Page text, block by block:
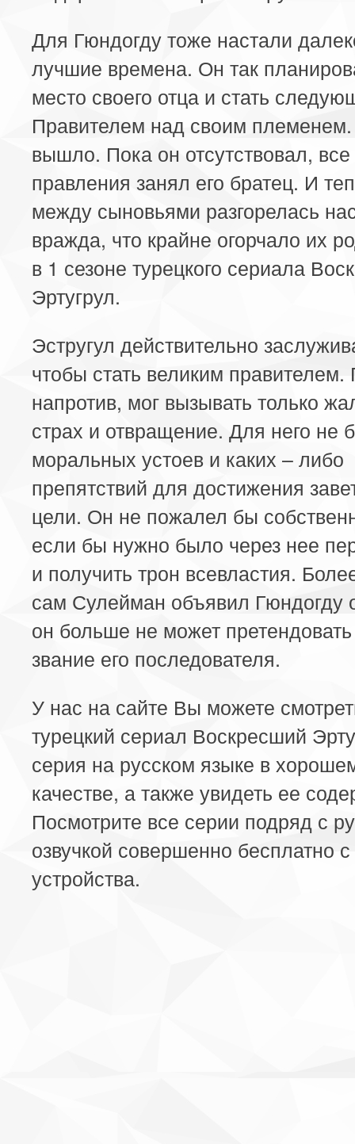
Для Гюндогду тоже настали
лучшие времена. Он так
место своего отца и стать
Правителем над своим
вышло. Пока он отсутствовал,
правления занял его братец. И
между сыновьями разгорелась
вражда, что крайне огорчало их
в 1 сезоне турецкого сериала
Эртугрул.
Эстругул действительно
чтобы стать великим правителем.
напротив, мог вызывать только
страх и отвращение. Для него не
моральных устоев и каких – либо
препятствий для достижения
цели. Он не пожалел бы
если бы нужно было через нее
и получить трон всевластия.
сам Сулейман объявил Гюндогду
он больше не может
звание его последователя.
У нас на сайте Вы можете
турецкий сериал Воскресший
серия на русском языке в
качестве, а также увидеть ее
Посмотрите все серии подряд с
озвучкой совершенно бесплатно
устройства.